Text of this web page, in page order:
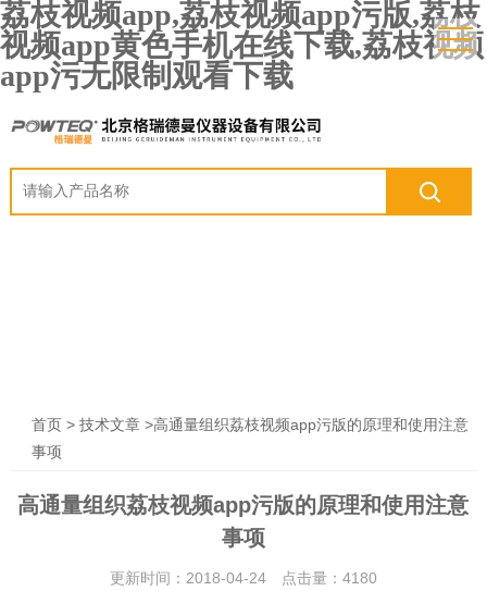
荔枝视频app,荔枝视频app污版,荔枝
视频app黄色手机在线下载,荔枝视频
app污无限制观看下载
首页> 技术文章>高通量组织荔枝视频app污版的原理和使用注意
事项
高通量组织荔枝视频app污版的原理和使用注意
事项
更新时间：2018-04-24 点击量： 4180